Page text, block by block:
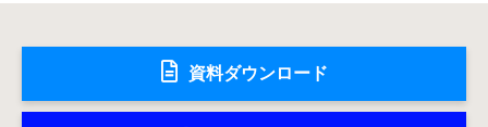
資料ダウンロード